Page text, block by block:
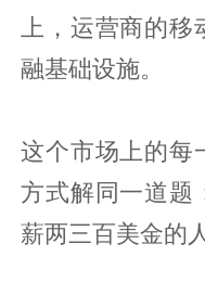
上，运营商的
融基础设施。
这个市场上的每
方式解同一道题
薪两三百美金的